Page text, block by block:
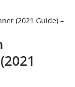
(2021 Guide) –